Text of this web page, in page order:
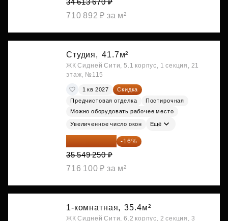
34 613 670 ₽
710 892 ₽ за м²
Студия, 41.7м²
ЖК Сидней Сити, 5.1 корпус, 1 секция, 21
этаж, №115
1 кв 2027
Скидка
Предчистовая отделка
Постирочная
Можно оборудовать рабочее место
Увеличенное число окон Ещё
29 861 370 ₽ -16%
35 549 250 ₽
716 100 ₽ за м²
1-комнатная, 35.4м²
ЖК Сидней Сити, 6.2 корпус, 2 секция, 3